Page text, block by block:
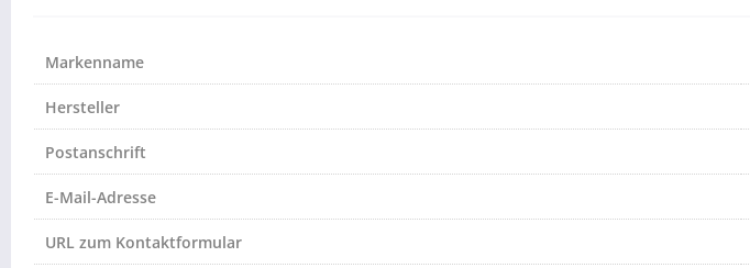
Markenname
Hersteller
Postanschrift
E-Mail-Adresse
URL zum Kontaktformular